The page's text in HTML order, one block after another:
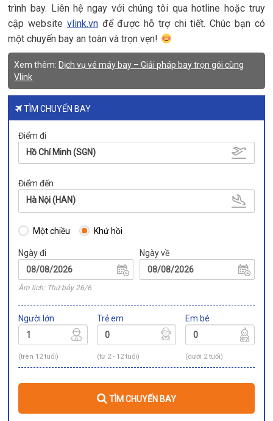
trình bay. Liên hệ ngay với chúng tôi qua hotline hoặc truy
cập website vlink.vnđể được hỗ trợ chi tiết. Chúc bạn có
một chuyến bay an toàn và trọn vẹn!
Xem thêm: Dịch vụ vé máy bay – Giải pháp bay trọn gói cùng
Vlink
TÌM CHUYẾN BAY
Điểm đi
Hồ Chí Minh (SGN)
Điểm đến
Hà Nội (HAN)
Một chiều Khứ hồi
Ngày đi
Âm lịch: Thứ bảy 26/6
Ngày về
Người lớn
(trên 12 tuổi)
Trẻ em
(từ 2 - 12 tuổi)
Em bé
(dưới 2 tuổi)
TÌM CHUYẾN BAY